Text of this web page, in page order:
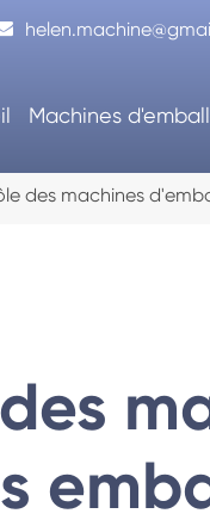
Machines
des machines